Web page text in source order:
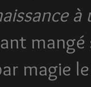
à
magie